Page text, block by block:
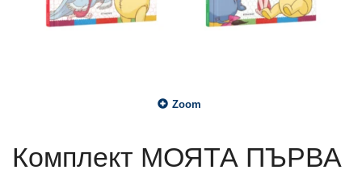
Zoom
Комплект МОЯТА ПЪРВА